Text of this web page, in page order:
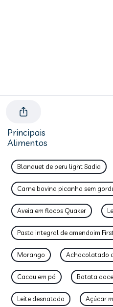
Principais
Alimentos
Blanquet de peru light Sadia
Carne bovina picanha sem
Aveia em flocos Quaker
Pasta integral de amendoim
Morango Achocolatado
Cacau em pó Batata
Leite desnatado Açúcar